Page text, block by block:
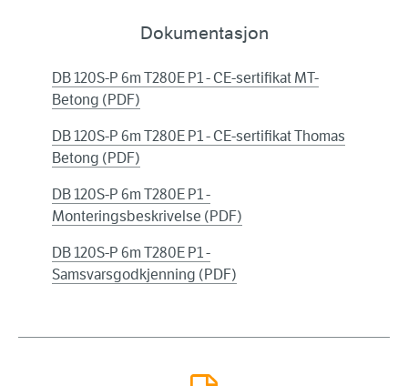
Dokumentasjon
DB 120S-P 6m T280E P1 - CE-sertifikat MT-
Betong (PDF)
DB 120S-P 6m T280E P1 - CE-sertifikat Thomas
Betong (PDF)
DB 120S-P 6m T280E P1 -
Monteringsbeskrivelse (PDF)
DB 120S-P 6m T280E P1 -
Samsvarsgodkjenning (PDF)